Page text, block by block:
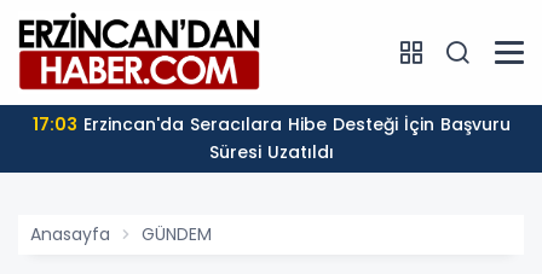
17:03
Süresi Uzatıldı
Anasayfa GÜNDEM